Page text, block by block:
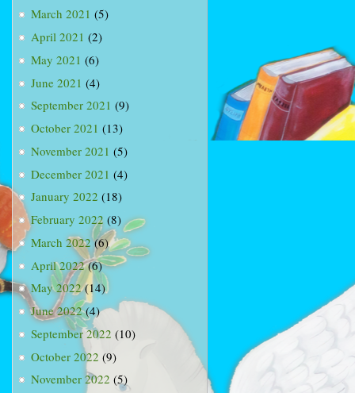
March 2021 (5)
April 2021 (2)
May 2021 (6)
June 2021 (4)
September 2021 (9)
October 2021 (13)
November 2021 (5)
December 2021 (4)
January 2022 (18)
February 2022 (8)
March 2022(6)
April 2022(6)
May 2022(14)
June 2022(4)
September 2022 (10)
October 2022 (9)
November 2022 (5)